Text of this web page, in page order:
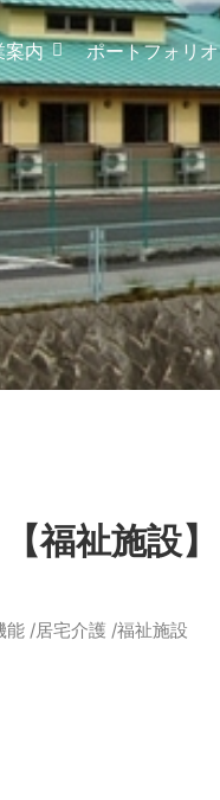
案内 ポートフォリオ
祉施設】
能/居宅介護 /福祉施設